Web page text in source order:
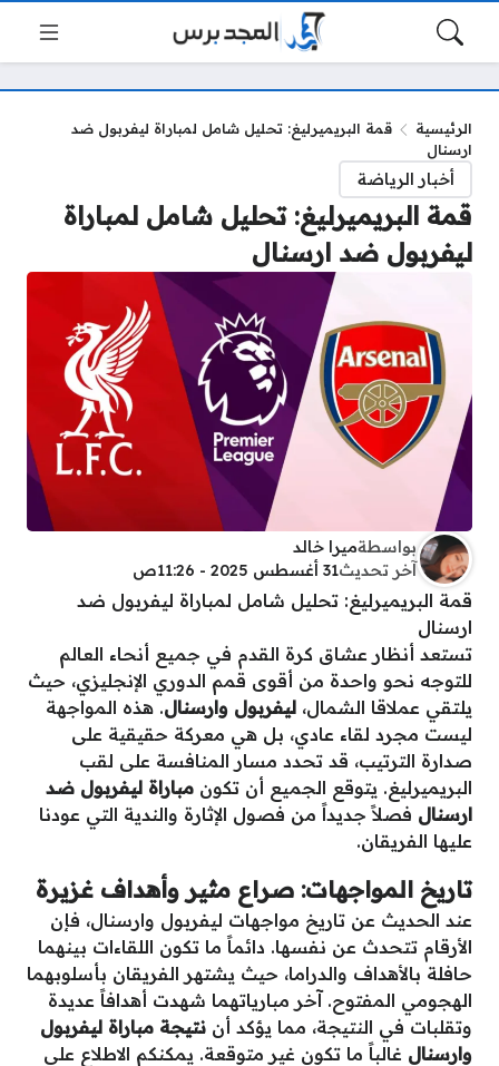
الرئيسية
قمة البريميرليغ: تحليل شامل لمباراة ليفربول ضد
ارسنال
أخبار الرياضة
قمة البريميرليغ: تحليل شامل لمباراة
ليفربول ضد ارسنال
بواسطةميرا خالد
آخر تحديث31 أغسطس 2025 - 11:26ص
قمة البريميرليغ: تحليل شامل لمباراة ليفربول ضد
ارسنال
تستعد أنظار عشاق كرة القدم في جميع أنحاء العالم
للتوجه نحو واحدة من أقوى قمم الدوري الإنجليزي، حيث
يلتقي عملاقا الشمال، ليفربول وارسنال. هذه المواجهة
ليست مجرد لقاء عادي، بل هي معركة حقيقية على
صدارة الترتيب، قد تحدد مسار المنافسة على لقب
البريميرليغ. يتوقع الجميع أن تكون مباراة ليفربول ضد
ارسنال فصلاً جديداً من فصول الإثارة والندية التي عودنا
عليها الفريقان.
تاريخ المواجهات: صراع مثير وأهداف غزيرة
عند الحديث عن تاريخ مواجهات ليفربول وارسنال، فإن
الأرقام تتحدث عن نفسها. دائماً ما تكون اللقاءات بينهما
حافلة بالأهداف والدراما، حيث يشتهر الفريقان بأسلوبهما
الهجومي المفتوح. آخر مبارياتهما شهدت أهدافاً عديدة
وتقلبات في النتيجة، مما يؤكد أن نتيجة مباراة ليفربول
وارسنال غالباً ما تكون غير متوقعة. يمكنكم الاطلاع على